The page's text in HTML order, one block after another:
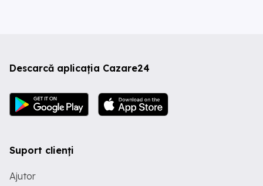
Descarcă aplicația Cazare24
Suport clienți
Ajutor